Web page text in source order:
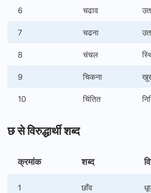
6 चढाव
7 चढना
8 चंचल
9 चिकना
10 चिंतित
छ से विरुद्धार्थी शब्द
क्रमांक शब्द
1 छाँव